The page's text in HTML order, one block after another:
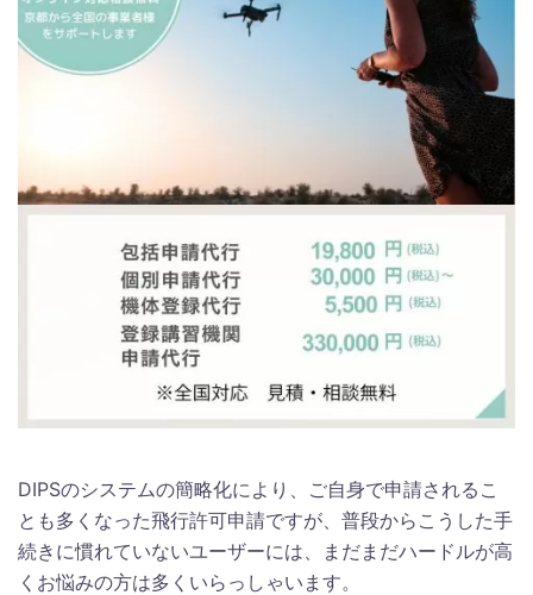
DIPSのシステムの簡略化により、ご自身で申請されるこ
とも多くなった飛行許可申請ですが、普段からこうした手
続きに慣れていないユーザーには、まだまだハードルが高
くお悩みの方は多くいらっしゃいます。